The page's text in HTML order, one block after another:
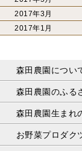
2017年3月
2017年1月
森田農園につい
森田農園のふる
森田農園生まれ
お野菜プロダク